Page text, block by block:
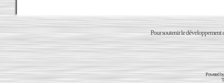
Pour soutenir le développement
Powered